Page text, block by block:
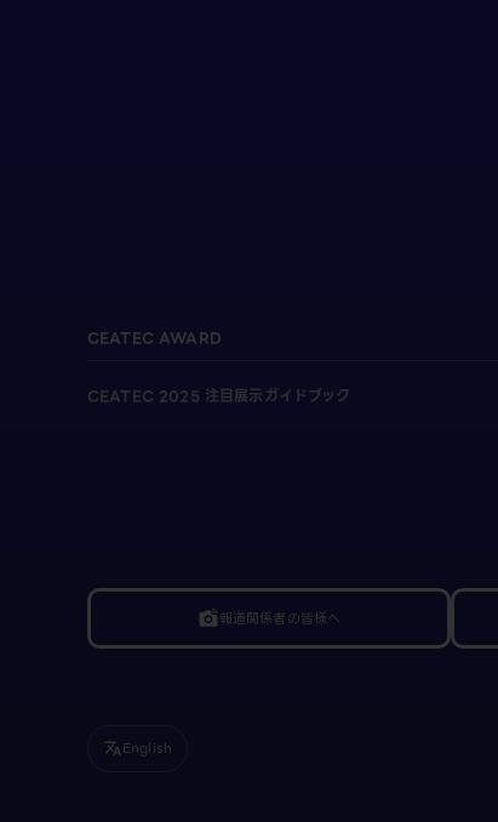
CEATEC AWARD
CEATEC 2025 注目展示ガイドブック
linked_camera報道関係者の皆様へ
translateEnglish